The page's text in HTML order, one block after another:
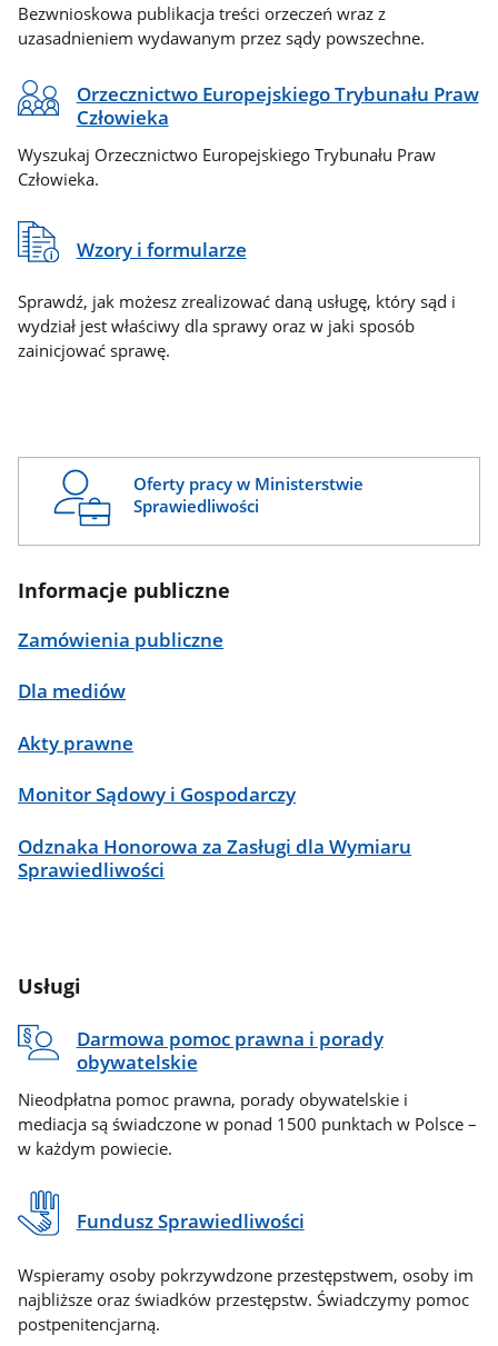
Bezwnioskowa publikacja treści orzeczeń wraz z
uzasadnieniem wydawanym przez sądy powszechne.
Orzecznictwo Europejskiego Trybunału Praw
Człowieka
Wyszukaj Orzecznictwo Europejskiego Trybunału Praw
Człowieka.
Wzory i formularze
Sprawdź, jak możesz zrealizować daną usługę, który sąd i
wydział jest właściwy dla sprawy oraz w jaki sposób
zainicjować sprawę.
Oferty pracy w Ministerstwie
Sprawiedliwości
Informacje publiczne
Zamówienia publiczne
Dla mediów
Akty prawne
Monitor Sądowy i Gospodarczy
Odznaka Honorowa za Zasługi dla Wymiaru
Sprawiedliwości
Usługi
Darmowa pomoc prawna i porady
obywatelskie
Nieodpłatna pomoc prawna, porady obywatelskie i
mediacja są świadczone w ponad 1500 punktach w Polsce –
w każdym powiecie.
Fundusz Sprawiedliwości
Wspieramy osoby pokrzywdzone przestępstwem, osoby im
najbliższe oraz świadków przestępstw. Świadczymy pomoc
postpenitencjarną.